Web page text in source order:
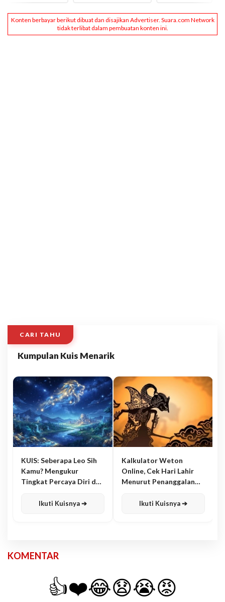
CARI TAHU
Kumpulan Kuis Menarik
KUIS: Seberapa Leo Sih
Kamu? Mengukur
Tingkat Percaya Diri dan
Ikuti Kuisnya ➔
Kalkulator Weton
Online, Cek Hari Lahir
Menurut Penanggalan
Ikuti Kuisnya ➔
KOMENTAR
👍❤️😂😧😭😡